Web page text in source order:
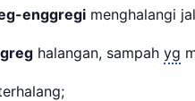
enggregi menghalangi
halangan, sampah yg